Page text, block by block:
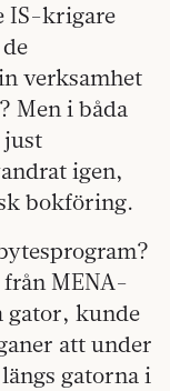
IS-krigare
verksamhet
Men i båda
just
igen,
bokföring.
MENA-
gator, kunde
att under
gatorna i